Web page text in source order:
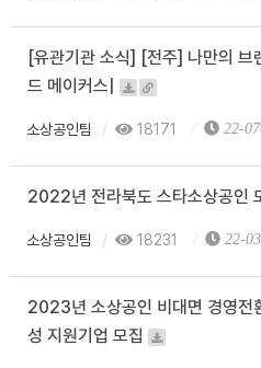
[유관기관 소식] [전주] 나만의
드 메이커스|
소상공인팀 18171 22-
2022년 전라북도 스타소상공인
소상공인팀 18231 22-
2023년 소상공인 비대면 경영전
성 지원기업 모집